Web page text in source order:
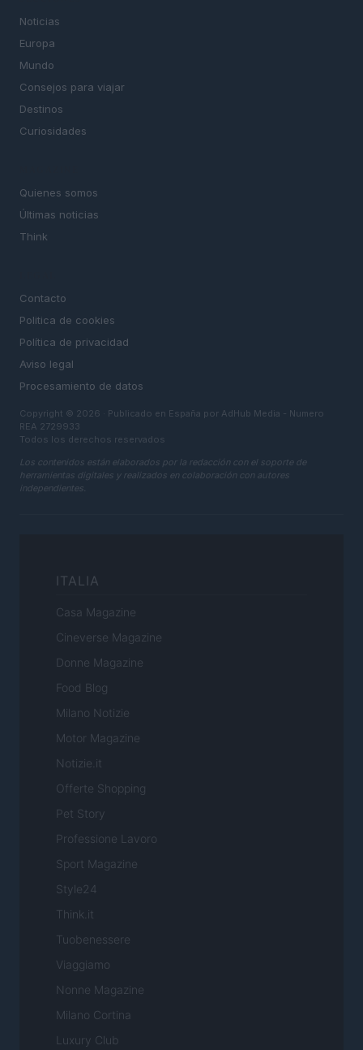
Noticias
Europa
Mundo
Consejos para viajar
Destinos
Curiosidades
Quienes somos
Últimas noticias
Think
Contacto
Politica de cookies
Política de privacidad
Aviso legal
Procesamiento de datos
Copyright © 2026 · Publicado en España por AdHub Media - Numero
REA 2729933
Todos los derechos reservados
Los contenidos están elaborados por la redacción con el soporte de
herramientas digitales y realizados en colaboración con autores
independientes.
ITALIA
Casa Magazine
Cineverse Magazine
Donne Magazine
Food Blog
Milano Notizie
Motor Magazine
Notizie.it
Offerte Shopping
Pet Story
Professione Lavoro
Sport Magazine
Style24
Think.it
Tuobenessere
Viaggiamo
Nonne Magazine
Milano Cortina
Luxury Club